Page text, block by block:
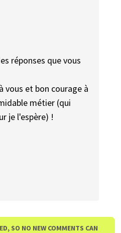
réponses que vous
vous et bon courage à
métier (qui
je l'espère) !
SO NO NEW COMMENTS CAN